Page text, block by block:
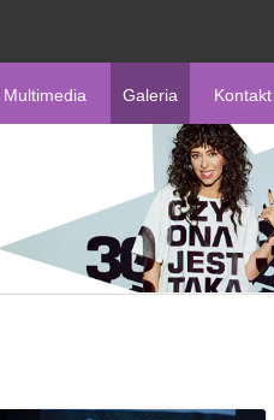
Multimedia Galeria Kontakt